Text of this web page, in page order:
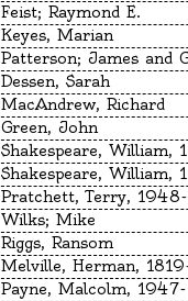
Feist; Raymond E.
Keyes, Marian
Dessen, Sarah
MacAndrew, Richard
Green, John
Pratchett, Terry, 1948-
Wilks; Mike
Riggs, Ransom
Payne, Malcolm, 1947-